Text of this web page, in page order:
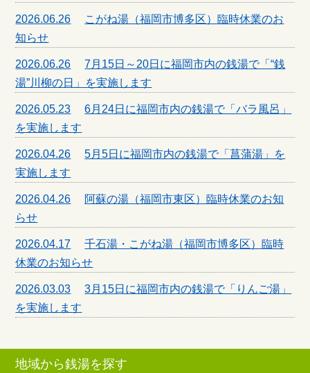
2026.06.26
こがね湯（福岡市博多区）臨時休業のお
知らせ
2026.06.26
7月15日～20日に福岡市内の銭湯で「“銭
湯”川柳の日」を実施します
2026.05.23
6月24日に福岡市内の銭湯で「バラ風呂」
を実施します
2026.04.26
5月5日に福岡市内の銭湯で「菖蒲湯」を
実施します
2026.04.26
阿蘇の湯（福岡市東区）臨時休業のお知
らせ
2026.04.17
千石湯・こがね湯（福岡市博多区）臨時
休業のお知らせ
2026.03.03
3月15日に福岡市内の銭湯で「りんご湯」
を実施します
地域から銭湯を探す